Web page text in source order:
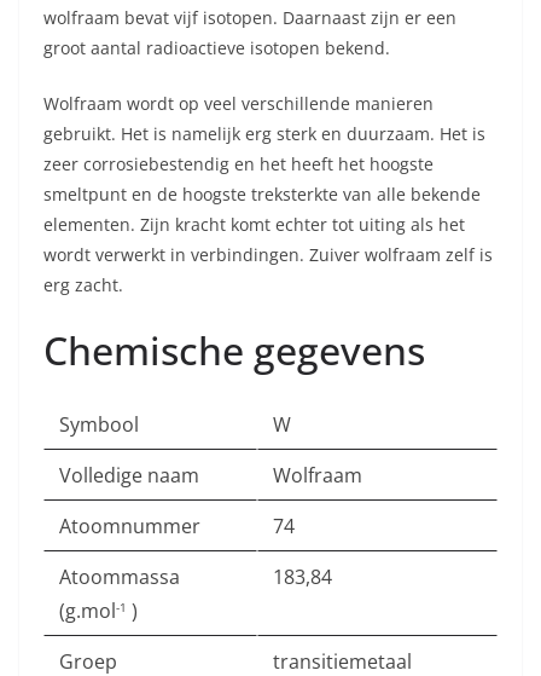
wolfraam bevat vijf isotopen. Daarnaast zijn er een
groot aantal radioactieve isotopen bekend.
Wolfraam wordt op veel verschillende manieren
gebruikt. Het is namelijk erg sterk en duurzaam. Het is
zeer corrosiebestendig en het heeft het hoogste
smeltpunt en de hoogste treksterkte van alle bekende
elementen. Zijn kracht komt echter tot uiting als het
wordt verwerkt in verbindingen. Zuiver wolfraam zelf is
erg zacht.
Chemische gegevens
Symbool
W
Volledige naam
Wolfraam
Atoomnummer
74
Atoommassa
(g.mol-1 )
183,84
Groep
transitiemetaal